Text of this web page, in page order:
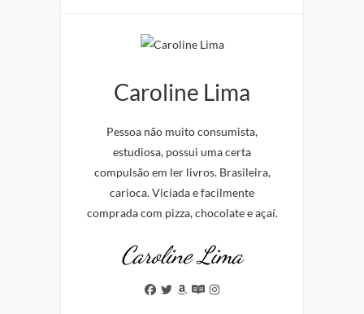
Caroline Lima
Pessoa não muito consumista,
estudiosa, possui uma certa
compulsão em ler livros. Brasileira,
carioca. Viciada e facilmente
comprada com pizza, chocolate e açaí.
Caroline Lima